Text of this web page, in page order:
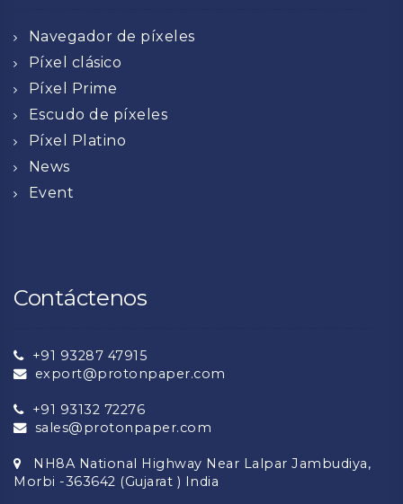
Navegador de píxeles
Píxel clásico
Píxel Prime
Escudo de píxeles
Píxel Platino
News
Event
Contáctenos
+91 93287 47915
export@protonpaper.com
+91 93132 72276
sales@protonpaper.com
NH8A National Highway Near Lalpar Jambudiya,
Morbi -363642 (Gujarat ) India